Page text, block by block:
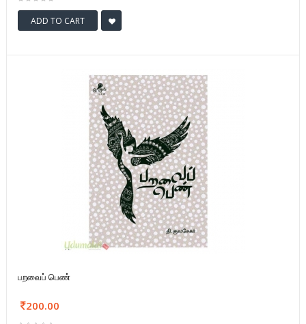
ADD TO CART
பறவைப் பெண்
200.00